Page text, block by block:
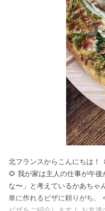
北フランスからこんにちは！
🌻 我が家は主人の仕事が午
な〜」と考えているかあちゃ
単に作れるピザに頼りがち。